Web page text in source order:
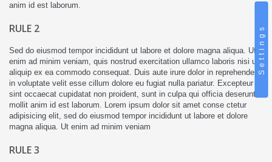
anim id est laborum.
RULE 2
Sed do eiusmod tempor incididunt ut labore et dolore magna aliqua. Ut
enim ad minim veniam, quis nostrud exercitation ullamco laboris nisi ut
aliquip ex ea commodo consequat. Duis aute irure dolor in reprehenderit
in voluptate velit esse cillum dolore eu fugiat nulla pariatur. Excepteur
sint occaecat cupidatat non proident, sunt in culpa qui officia deserunt
mollit anim id est laborum. Lorem ipsum dolor sit amet conse ctetur
adipisicing elit, sed do eiusmod tempor incididunt ut labore et dolore
magna aliqua. Ut enim ad minim veniam
RULE 3
Settings